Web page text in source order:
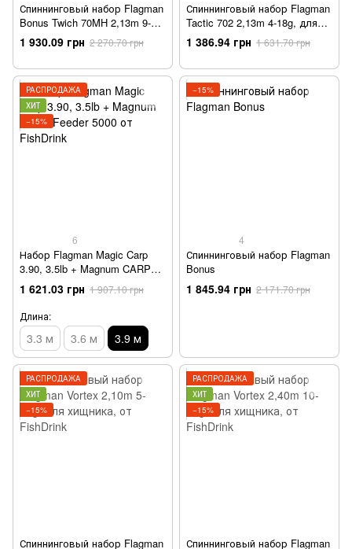
Спиннинговый набор Flagman
Bonus Twich 70MH 2,13m 9-
37g, для хищника, от
FishDrink
1 930.09 грн 2 270.70 грн
Спиннинговый набор Flagman
Tactic 702 2,13m 4-18g, для
хищника, от FishDrink
1 386.94 грн 1 631.70 грн
РАСПРОДАЖА
ХИТ
−15%
6
Набор Flagman Magic Carp
3.90, 3.5lb + Magnum CARP
Feeder 5000 от FishDrink
1 621.03 грн 1 907.10 грн
Длина:
3.3 м 3.6 м 3.9 м
−15%
4
Спиннинговый набор Flagman
Bonus
1 845.94 грн 2 171.70 грн
РАСПРОДАЖА
ХИТ
−15%
Спиннинговый набор Flagman
РАСПРОДАЖА
ХИТ
−15%
Спиннинговый набор Flagman